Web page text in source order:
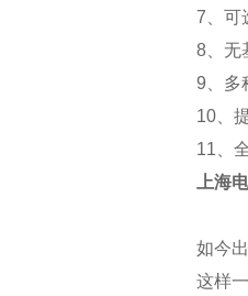
7、可
8、无
9、多
10、
11、
上海
如今
这样